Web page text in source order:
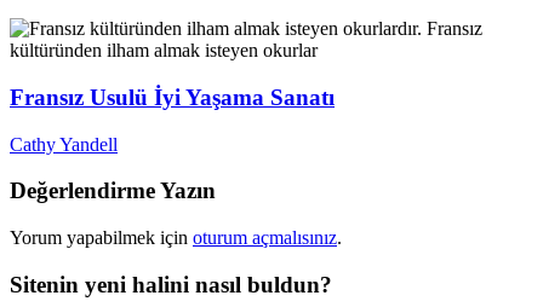
Fransız Usulü İyi Yaşama Sanatı
Cathy Yandell
Değerlendirme Yazın
Yorum yapabilmek için oturum açmalısınız.
Sitenin yeni halini nasıl buldun?